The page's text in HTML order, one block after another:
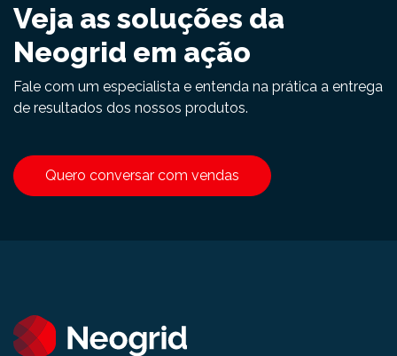
Veja as soluções da
Neogrid em ação
Fale com um especialista e entenda na prática a entrega
de resultados dos nossos produtos.
Quero conversar com vendas